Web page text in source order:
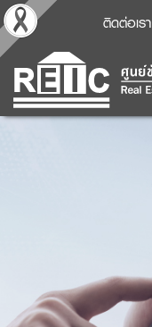
ติดต่อเรา